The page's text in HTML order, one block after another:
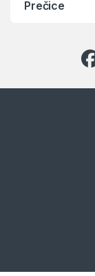
Prečice